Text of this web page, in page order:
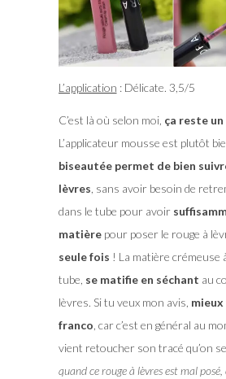
L’application : Délicate. 3,5/5
C’est là où selon moi, ça reste
L’applicateur mousse est plutôt
biseautée permet de bien
lèvres, sans avoir besoin de
dans le tube pour avoir
matièrepour poser le rouge à
seule fois ! La matière crémeuse
tube, se matifie en séchant au
lèvres. Si tu veux mon avis,
franco, car c’est en général au
vient retoucher son tracé qu’on
quand ce rouge à lèvres est mal posé,